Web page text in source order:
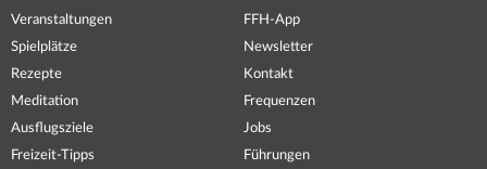
Veranstaltungen
Spielplätze
Rezepte
Meditation
Ausflugsziele
Freizeit-Tipps
FFH-App
Newsletter
Kontakt
Frequenzen
Jobs
Führungen